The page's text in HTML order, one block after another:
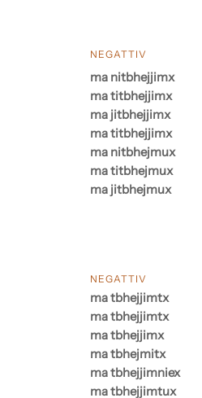
NEGATTIV
ma nitbhejjimx
ma titbhejjimx
ma jitbhejjimx
ma titbhejjimx
ma nitbhejmux
ma titbhejmux
ma jitbhejmux
NEGATTIV
ma tbhejjimtx
ma tbhejjimtx
ma tbhejjimx
ma tbhejmitx
ma tbhejjimniex
ma tbhejjimtux